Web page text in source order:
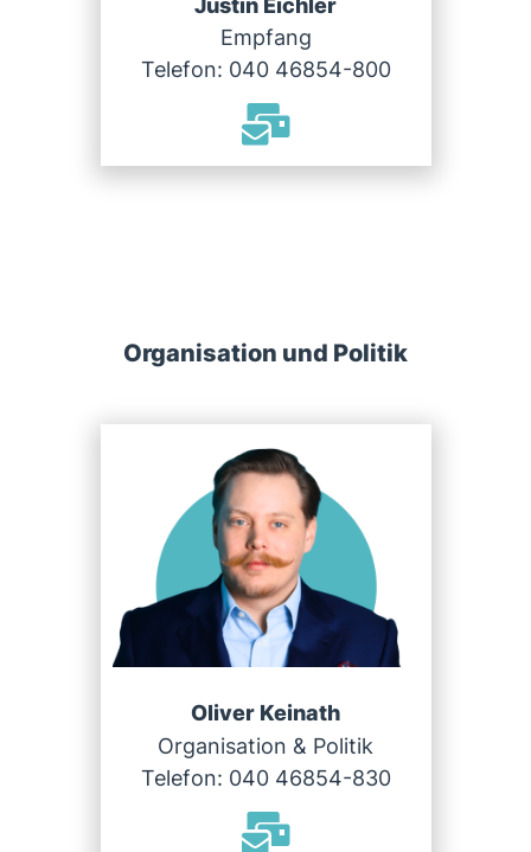
Justin Eichler
Empfang
Telefon: 040 46854-800
Organisation und Politik
Oliver Keinath
Organisation & Politik
Telefon: 040 46854-830